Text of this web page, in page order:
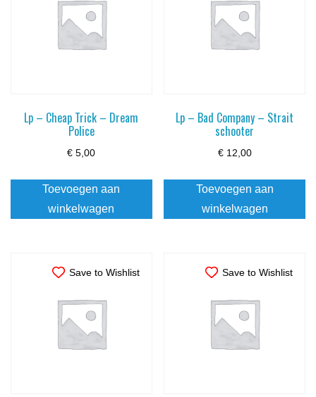
Lp – Cheap Trick – Dream
Police
€ 5,00
Toevoegen aan
winkelwagen
Lp – Bad Company – Strait
schooter
€12,00
Toevoegen aan
winkelwagen
Save to Wishlist Save to Wishlist